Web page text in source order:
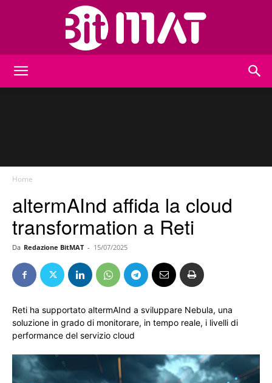
Home
altermAInd affida la cloud
transformation a Reti
Da Redazione BitMAT - 15/07/2025
Reti ha supportato altermAInd a sviluppare Nebula, una
soluzione in grado di monitorare, in tempo reale, i livelli di
performance del servizio cloud